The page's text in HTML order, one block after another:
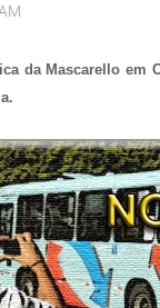
da Mascarello em